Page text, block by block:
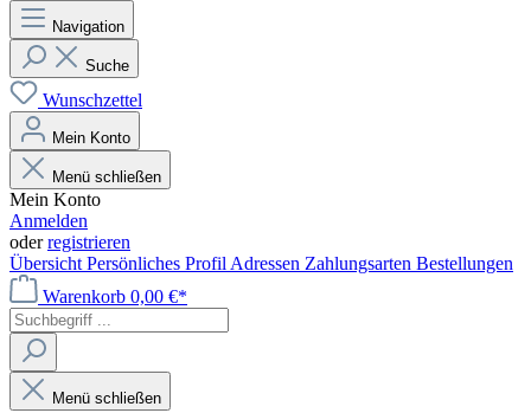
Navigation
Suche
Wunschzettel
Mein Konto
Menü schließen
Mein Konto
Anmelden
oderregistrieren
Übersicht Persönliches Profil Adressen Zahlungsarten Bestellungen
Warenkorb 0,00 €*
Menü schließen